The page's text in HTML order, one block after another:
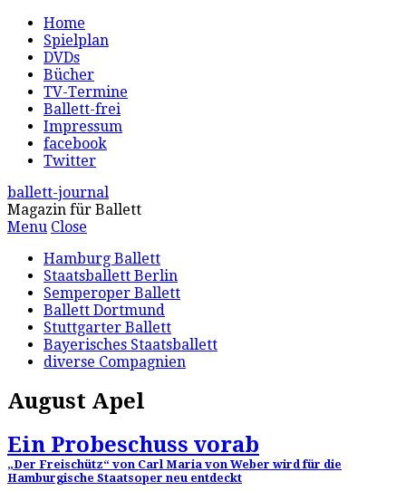
Home
Spielplan
DVDs
Bücher
TV-Termine
Ballett-frei
Impressum
facebook
Twitter
ballett-journal
Magazin für Ballett
Menu Close
Hamburg Ballett
Staatsballett Berlin
Semperoper Ballett
Ballett Dortmund
Stuttgarter Ballett
Bayerisches Staatsballett
diverse Compagnien
August Apel
Ein Probeschuss vorab
„Der Freischütz“ von Carl Maria von Weber wird für die
Hamburgische Staatsoper neu entdeckt